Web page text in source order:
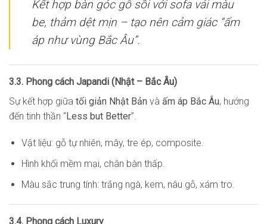
Kết hợp bàn góc gỗ sồi với sofa vải màu
be, thảm dệt mịn – tạo nên cảm giác “ấm
áp như vùng Bắc Âu”.
3.3. Phong cách Japandi (Nhật – Bắc Âu)
Sự kết hợp giữa tối giản Nhật Bản và ấm áp Bắc Âu, hướng
đến tinh thần “Less but Better”.
Vật liệu: gỗ tự nhiên, mây, tre ép, composite.
Hình khối mềm mại, chân bàn thấp.
Màu sắc trung tính: trắng ngà, kem, nâu gỗ, xám tro.
3.4. Phong cách Luxury